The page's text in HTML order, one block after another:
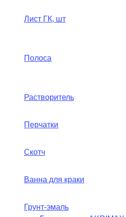
Лист ГК, шт
Полоса
Растворитель
Перчатки
Скотч
Ванна для краки
Грунт-эмаль